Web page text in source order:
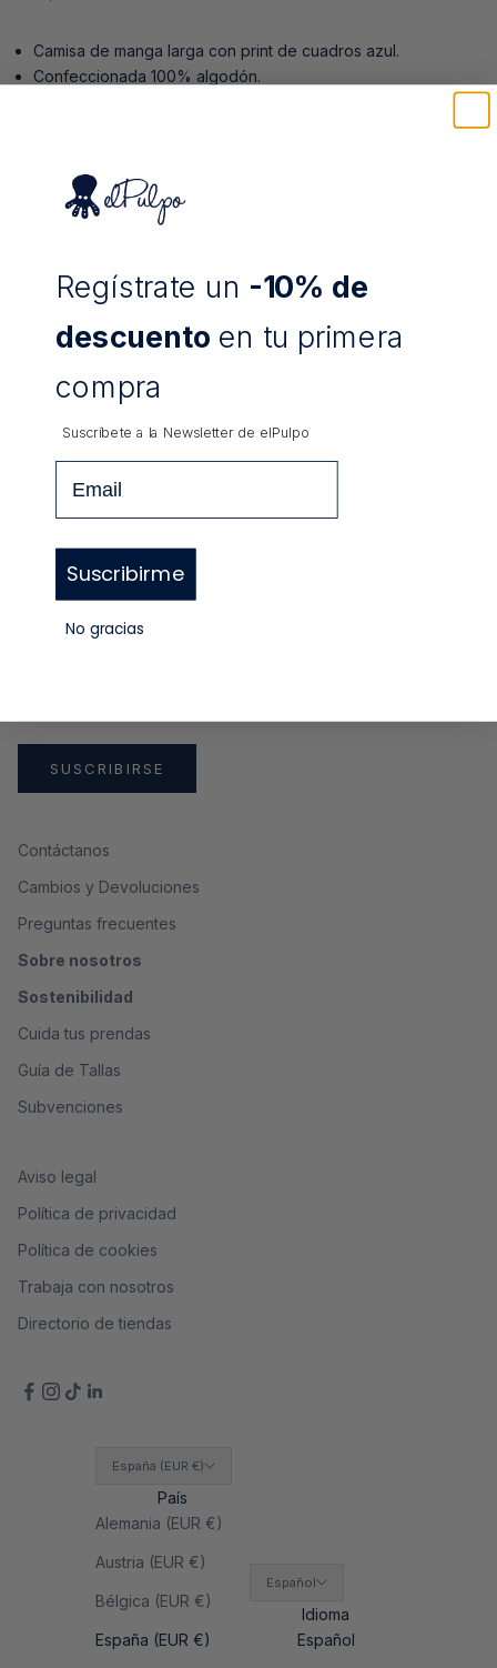
Camisa de manga larga con print de cuadros azul.
Confeccionada 100% algodón.
Puños abotonados.
Custom fit.
Envíos y Devoluciones
Newsletter
SUSCRIBIRSE
Contáctanos
Cambios y Devoluciones
Preguntas frecuentes
Sobre nosotros
Sostenibilidad
Cuida tus prendas
Guía de Tallas
Subvenciones
Aviso legal
Política de privacidad
Política de cookies
Trabaja con nosotros
Directorio de tiendas
España (EUR €)
País
Alemania (EUR €)
Austria (EUR €)
Bélgica (EUR €)
España (EUR €)
Español
Idioma
Español
Regístrate un -10% de
descuento en tu primera
compra
Suscríbete a la Newsletter de elPulpo
Suscribirme
No gracias